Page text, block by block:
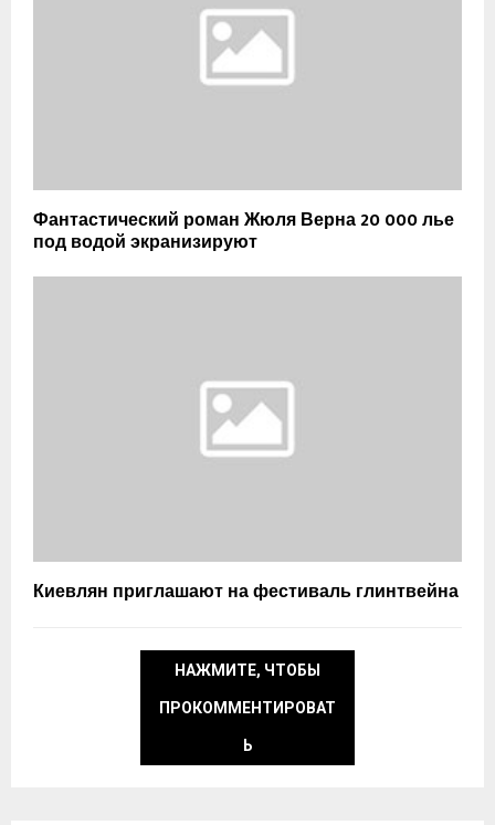
Фантастический роман Жюля Верна 20 000 лье
под водой экранизируют
Киевлян приглашают на фестиваль глинтвейна
НАЖМИТЕ, ЧТОБЫ
ПРОКОММЕНТИРОВАТ
Ь